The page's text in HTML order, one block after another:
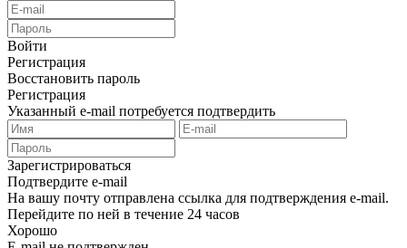
Войти
Регистрация
Восстановить пароль
Регистрация
Указанный e-mail потребуется подтвердить
Зарегистрироваться
Подтвердите e-mail
На вашу почту отправлена ссылка для подтверждения e-mail.
Перейдите по ней в течение 24 часов
Хорошо